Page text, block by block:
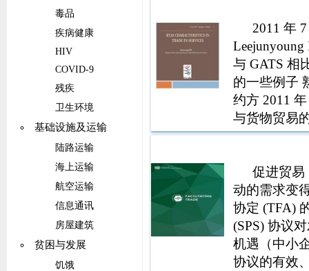
毒品
疾病健康
HIV
COVID-9
残疾
卫生环境
基础设施及运输
陆路运输
海上运输
航空运输
信息通讯
房屋建筑
贫困与发展
饥饿
2011 年
与 GATS 相
的一些例子
约方 2011
与货物贸易
划 四种供应
促进贸易
动的需求变
协定 (TFA)
(SPS) 协议
机遇（中小
协议的有效